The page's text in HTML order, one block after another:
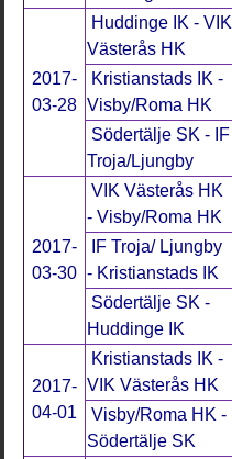
2017-
03-28
Huddinge IK - VIK
Västerås HK
Kristianstads IK -
Visby/Roma HK
Södertälje SK - IF
Troja/Ljungby
2017-
03-30
VIK Västerås HK
- Visby/Roma HK
IF Troja/ Ljungby
- Kristianstads IK
Södertälje SK -
Huddinge IK
2017-
04-01
Kristianstads IK -
VIK Västerås HK
Visby/Roma HK -
Södertälje SK